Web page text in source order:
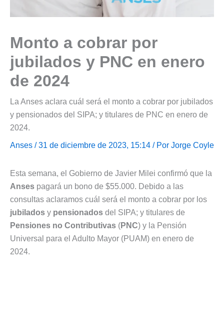
Monto a cobrar por
jubilados y PNC en enero
de 2024
La Anses aclara cuál será el monto a cobrar por jubilados
y pensionados del SIPA; y titulares de PNC en enero de
2024.
Anses / 31 de diciembre de 2023, 15:14 / Por Jorge Coyle
Esta semana, el Gobierno de Javier Milei confirmó que la
Anses pagará un bono de $55.000. Debido a las
consultas aclaramos cuál será el monto a cobrar por los
jubilados y pensionados del SIPA; y titulares de
Pensiones no Contributivas (PNC) y la Pensión
Universal para el Adulto Mayor (PUAM) en enero de
2024.